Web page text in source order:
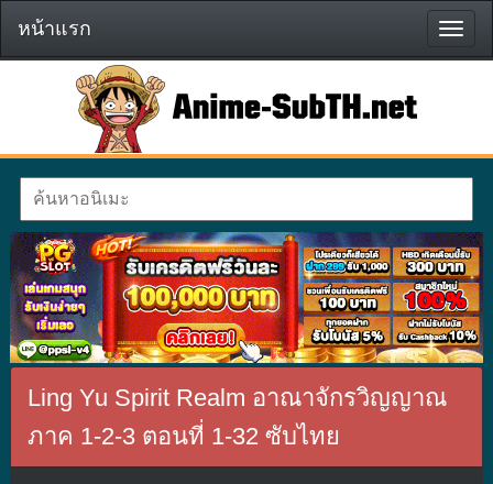
หน้า
แรก
หน้าแรก
Ling Yu Spirit Realm อาณาจักรวิญญาณ
ภาค 1-2-3 ตอนที่ 1-32 ซับไทย